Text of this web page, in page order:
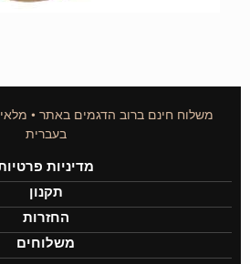
משלוח חינם ברוב הדגמים באתר •
בעברית
מדיניות
תקנון
החזרות
משלוחים